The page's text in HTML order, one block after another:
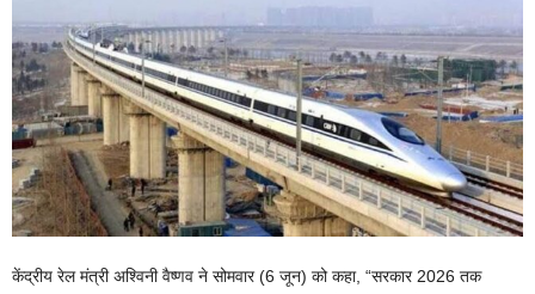
केंद्रीय रेल मंत्री अश्विनी वैष्णव ने सोमवार (6 जून) को कहा, “सरकार 2026 तक